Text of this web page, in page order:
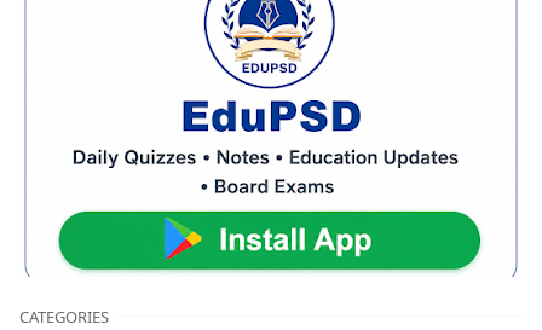
CATEGORIES